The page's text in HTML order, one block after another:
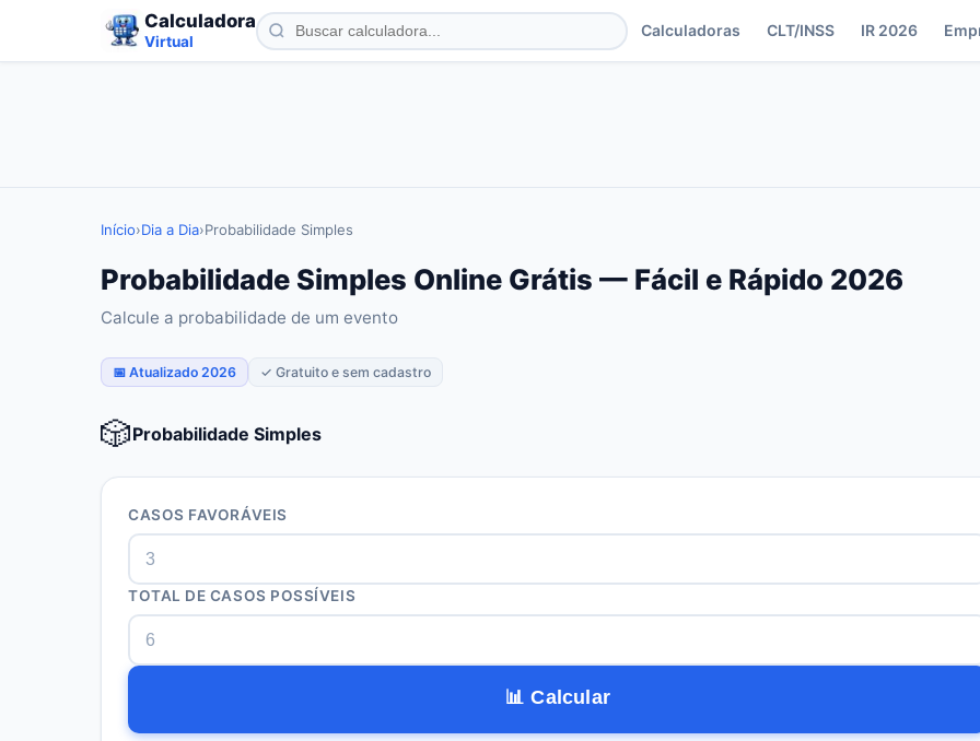
Calculadora
Virtual
Calculadoras CLT/INSS IR 2026
Início›Dia a Dia›Probabilidade Simples
Probabilidade Simples Online Grátis — Fácil e Rápido 2026
Calcule a probabilidade de um evento
📅 Atualizado 2026 ✓ Gratuito e sem cadastro
🎲Probabilidade Simples
CASOS FAVORÁVEIS
TOTAL DE CASOS POSSÍVEIS
📊 Calcular